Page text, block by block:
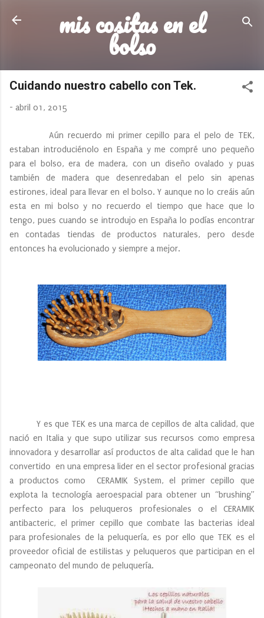
Ir al contenido principal
mis cositas en el
bolso
Cuidando nuestro cabello con Tek.
- abril 01, 2015
Aún recuerdo mi primer cepillo para el pelo de TEK,
estaban introduciénolo en España y me compré uno pequeño
para el bolso, era de madera, con un diseño ovalado y puas
también de madera que desenredaban el pelo sin apenas
estirones, ideal para llevar en el bolso. Y aunque no lo creáis aún
esta en mi bolso y no recuerdo el tiempo que hace que lo
tengo, pues cuando se introdujo en España lo podías encontrar
en contadas tiendas de productos naturales, pero desde
entonces ha evolucionado y siempre a mejor.
Y es que TEK es una marca de cepillos de alta calidad, que
nació en Italia y que supo utilizar sus recursos como empresa
innovadora y desarrollar así productos de alta calidad que le han
convertido en una empresa lider en el sector profesional gracias
a productos como CERAMIK System, el primer cepillo que
explota la tecnología aeroespacial para obtener un “brushing”
perfecto para los peluqueros profesionales o el CERAMIK
antibacteric, el primer cepillo que combate las bacterias ideal
para profesionales de la peluquería, es por ello que TEK es el
proveedor oficial de estilistas y peluqueros que participan en el
campeonato del mundo de peluquería.